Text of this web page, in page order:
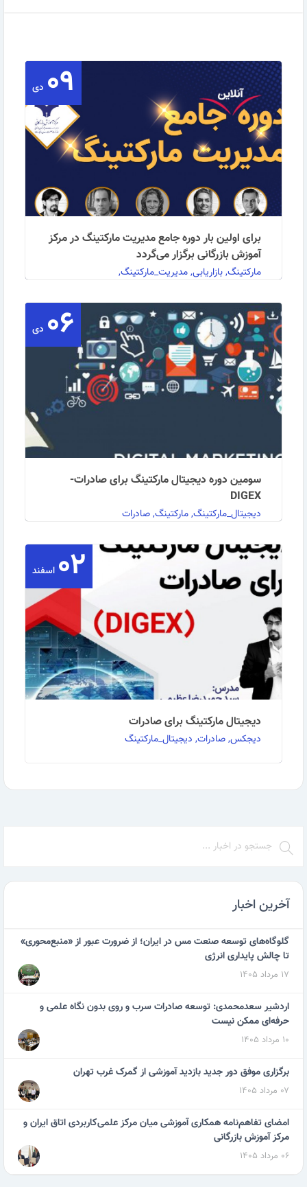
۰۹ دی
برای اولین بار دوره جامع مدیریت مارکتینگ در مرکز
آموزش بازرگانی برگزار می‌گردد
مارکتینگ, بازاریابی, مدیریت_مارکتینگ,
برگزاری دوره جامع مدیریت مارکتینگ در مرکز آموزش
بازرگانی: با توجه به افزایش چشمگیر رقابت در بازار …
ادامه مطلب
۰۶ دی
سومین دوره دیجیتال مارکتینگ برای صادرات-
DIGEX
دیجیتال_مارکتینگ, مارکتینگ, صادرات
مرکز آموزش بازرگانی برگزار می‌کند: سومین دوره دیجیتال
مارکتینگ برای صادرات- Digex مدت دوره : ۲۰ …
۰۲ اسفند
دیجیتال مارکتینگ برای صادرات
دیجکس, صادرات, دیجیتال_مارکتینگ
آخرین اخبار
گلوگاه‌های توسعه صنعت مس در ایران؛ از ضرورت عبور از «منبع‌محوری»
تا چالش پایداری انرژی
۱۷ مرداد ۱۴۰۵
اردشیر سعدمحمدی: توسعه صادرات سرب و روی بدون نگاه علمی و
حرفه‌ای ممکن نیست
۱۰ مرداد ۱۴۰۵
برگزاری موفق دور جدید بازدید آموزشی از گمرک غرب تهران
۰۷ مرداد ۱۴۰۵
امضای تفاهم‌نامه همکاری آموزشی میان مرکز علمی‌کاربردی اتاق ایران و
مرکز آموزش بازرگانی
۰۶ مرداد ۱۴۰۵